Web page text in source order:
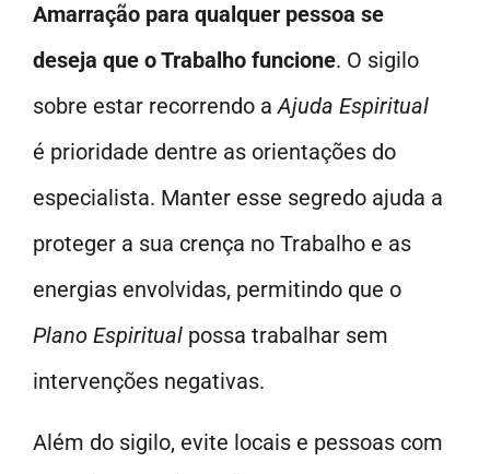
Amarração para qualquer pessoa se
deseja que o Trabalho funcione. O sigilo
sobre estar recorrendo aAjuda Espiritual
é prioridade dentre as orientações do
especialista. Manter esse segredo ajuda a
proteger a sua crença no Trabalho e as
energias envolvidas, permitindo que o
Plano Espiritual possa trabalhar sem
intervenções negativas.
Além do sigilo, evite locais e pessoas com